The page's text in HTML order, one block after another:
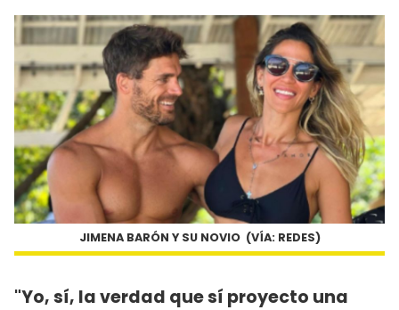
JIMENA BARÓN Y SU NOVIO (VÍA: REDES)
"Yo, sí, la verdad que sí proyecto una